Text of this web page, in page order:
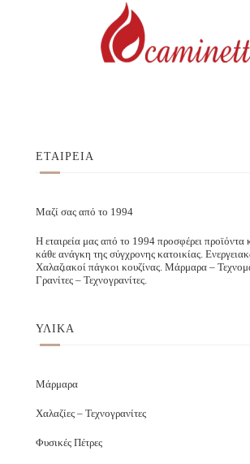
ΕΤΑΙΡΕΙΑ
Μαζί σας από το 1994
Η εταιρεία μας από το 1994 προσφέρει προϊόντα
κάθε ανάγκη της σύγχρονης κατοικίας.
Χαλαζιακοί πάγκοι κουζίνας. Μάρμαρα –
Γρανίτες – Τεχνογρανίτες.
ΥΛΙΚΑ
Μάρμαρα
Χαλαζίες – Τεχνογρανίτες
Φυσικές Πέτρες